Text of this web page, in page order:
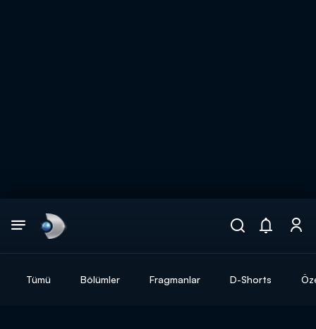
Tümü Bölümler Fragmanlar D-Shorts